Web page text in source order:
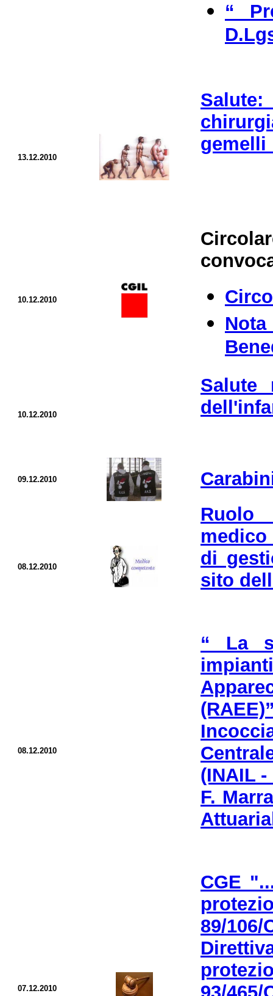
“
13.12.2010
S
gemelli
10.12.2010
10.12.2010
Salute
09.12.2010
08.12.2010
Ruolo
medico
di
sito
08.12.2010
“ La
(INAIL
F.
07.12.2010
CGE
89/